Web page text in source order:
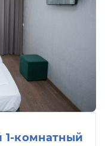
комнатный